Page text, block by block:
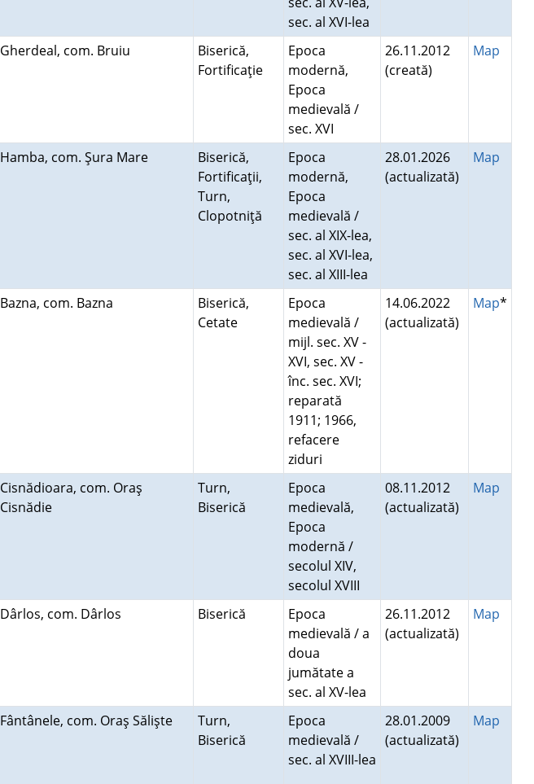
sec. al XVI-lea
Gherdeal, com. Bruiu
Biserică,
Fortificaţie
Epoca
modernă,
Epoca
medievală /
sec. XVI
26.11.2012
(creată)
Map
Hamba, com. Şura Mare
Biserică,
Fortificaţii,
Turn,
Clopotniţă
Epoca
modernă,
Epoca
medievală /
sec. al XIX-lea,
sec. al XVI-lea,
sec. al XIII-lea
28.01.2026
(actualizată)
Map
Bazna, com. Bazna
Biserică,
Cetate
Epoca
medievală /
mijl. sec. XV -
XVI, sec. XV -
înc. sec. XVI;
reparată
1911; 1966,
refacere
ziduri
14.06.2022
(actualizată)
Map*
Cisnădioara, com. Oraş
Cisnădie
Turn,
Biserică
Epoca
medievală,
Epoca
modernă /
secolul XIV,
secolul XVIII
08.11.2012
(actualizată)
Map
Dârlos, com. Dârlos Biserică
Epoca
medievală / a
doua
jumătate a
sec. al XV-lea
26.11.2012
(actualizată)
Map
Fântânele, com. Oraş Sălişte
Turn,
Biserică
Epoca
medievală /
sec. al XVIII-lea
28.01.2009
(actualizată)
Map